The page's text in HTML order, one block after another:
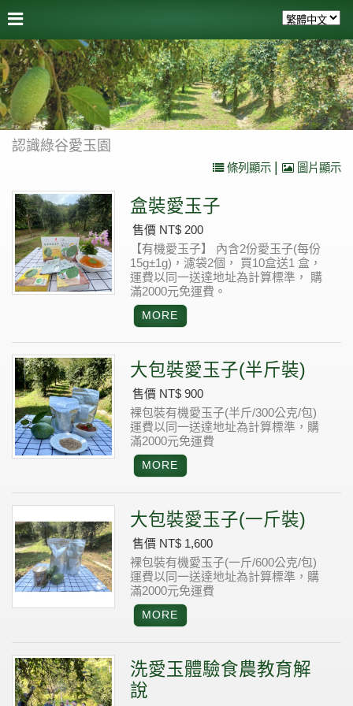
認識綠谷愛玉園
條列顯示 圖片顯示
盒裝愛玉子
售價 NT$ 200
【有機愛玉子】
內含2份愛玉子(每份
15g±1g)，濾袋2個，
買10盒送1 盒，
運費以同一送達地址為計算標準， 購
滿2000元免運費。
大包裝愛玉子(半斤裝)
售價 NT$ 900
裸包裝有機愛玉子(半斤/300公克/包)
運費以同一送達地址為計算標準，購
滿2000元免運費
大包裝愛玉子(一斤裝)
售價 NT$ 1,600
裸包裝有機愛玉子(一斤/600公克/包)
運費以同一送達地址為計算標準，購
滿2000元免運費
洗愛玉體驗食農教育解
說